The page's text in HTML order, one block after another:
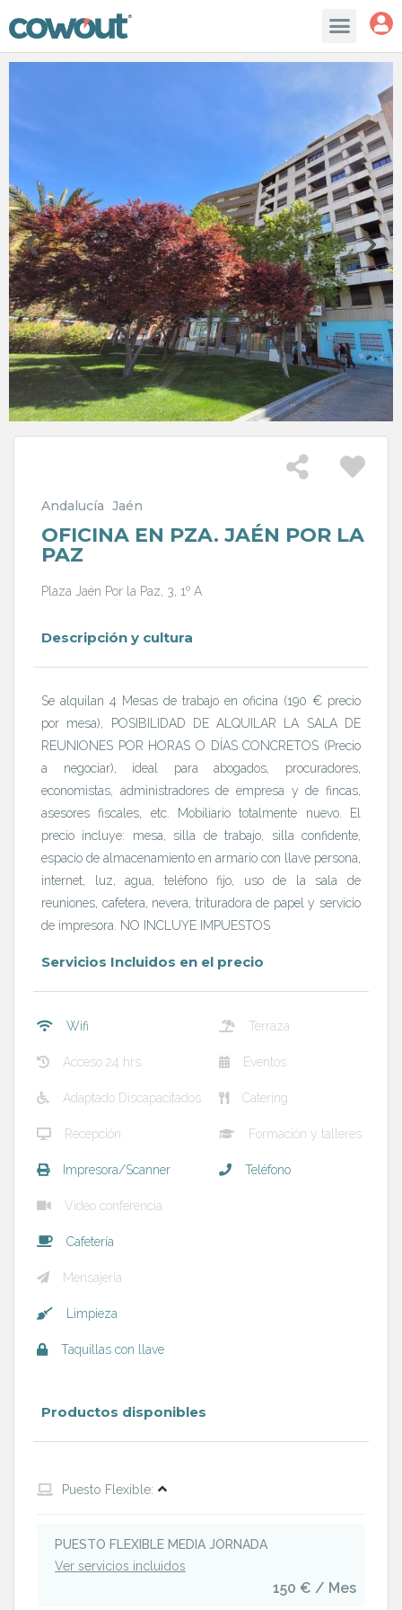
Andalucía Jaén
OFICINA EN PZA. JAÉN POR LA
PAZ
Plaza Jaén Por la Paz, 3, 1º A
Descripción y cultura
Se alquilan 4 Mesas de trabajo en oficina (190 € precio
por mesa), POSIBILIDAD DE ALQUILAR LA SALA DE
REUNIONES POR HORAS O DÍAS CONCRETOS (Precio
a negociar), ideal para abogados, procuradores,
economistas, administradores de empresa y de fincas,
asesores fiscales, etc. Mobiliario totalmente nuevo. El
precio incluye: mesa, silla de trabajo, silla confidente,
espacio de almacenamiento en armario con llave persona,
internet, luz, agua, teléfono fijo, uso de la sala de
reuniones, cafetera, nevera, trituradora de papel y servicio
de impresora. NO INCLUYE IMPUESTOS
Servicios Incluidos en el precio
Wifi
Acceso 24 hrs.
Adaptado Discapacitados
Recepción
Impresora/Scanner
Terraza
Eventos
Catering
Formación y talleres
Teléfono
Video conferencia
Cafetería
Mensajería
Limpieza
Taquillas con llave
Productos disponibles
Puesto Flexible:
PUESTO FLEXIBLE MEDIA JORNADA
Ver servicios incluidos
150 € / Mes